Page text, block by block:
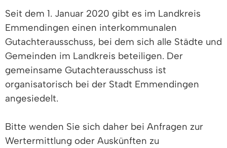
Seit dem 1. Januar 2020 gibt es im Landkreis
Emmendingen einen interkommunalen
Gutachterausschuss, bei dem sich alle Städte und
Gemeinden im Landkreis beteiligen. Der
gemeinsame Gutachterausschuss ist
organisatorisch bei der Stadt Emmendingen
angesiedelt.
Bitte wenden Sie sich daher bei Anfragen zur
Wertermittlung oder Auskünften zu